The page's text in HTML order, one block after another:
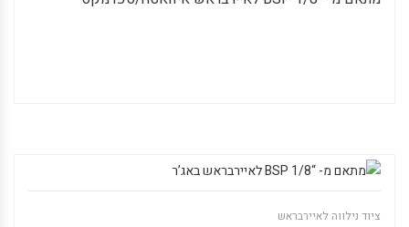
ציוד נילווה לאיירבראש